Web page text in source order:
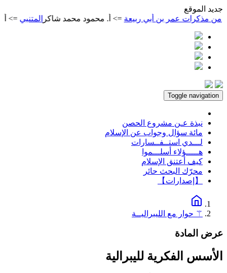
الموقع
المتنبي=> أ. عمر بن أبي ربيعة=> أ. محمود محمد شاكر
Toggle navigation
نبذة عـن مشروع الحصن
مائة سؤال وجواب عن الإسلام
لـــدي استــفــسارات
هـــــؤلاء أسلـــموا
كيف أعتنق الإسلام
محرّك البحث حائر
【إصدارات】
⚚ حوار مع الليبراليــة
المادة
الفكرية لليبرالية